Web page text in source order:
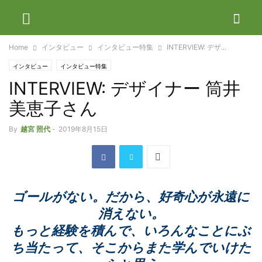
Home インタビュー インタビュー特集 INTERVIEW: デザ...
インタビュー インタビュー特集
INTERVIEW: デザイナー 筒井
美恵子さん
By 越宮 照代 - 2019年8月15日
ゴールがない。だから、好奇心が永遠に
消えない。
もっと経験を積んで、いろんなことにぶ
ち当たって、そこからまた学んでいけた